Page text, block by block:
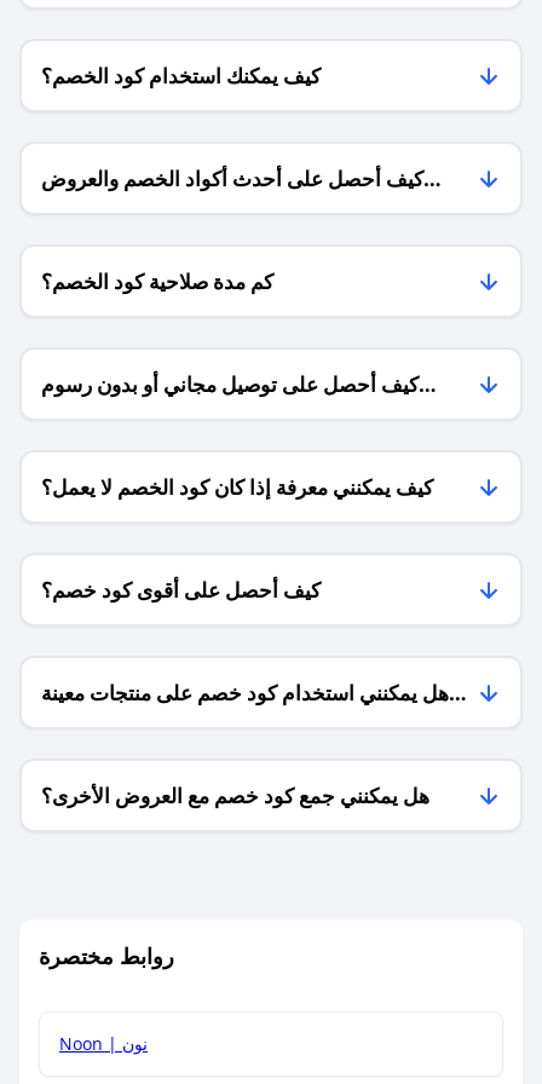
كيف يمكنك استخدام كود الخصم؟
كيف أحصل على أحدث أكواد الخصم والعروض
للمتاجر؟
كم مدة صلاحية كود الخصم؟
كيف أحصل على توصيل مجاني أو بدون رسوم
الشحن ؟
كيف يمكنني معرفة إذا كان كود الخصم لا يعمل؟
كيف أحصل على أقوى كود خصم؟
هل يمكنني استخدام كود خصم على منتجات معينة
فقط؟
هل يمكنني جمع كود خصم مع العروض الأخرى؟
روابط مختصرة
Noon | نون